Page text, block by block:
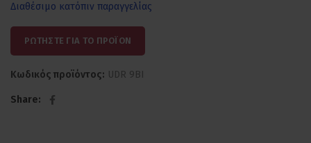
Διαθέσιμο κατόπιν παραγγελίας
ΡΩΤΗΣΤΕ ΓΙΑ ΤΟ ΠΡΟΪΟΝ
Κωδικός προϊόντος: UDR 9BI
Share